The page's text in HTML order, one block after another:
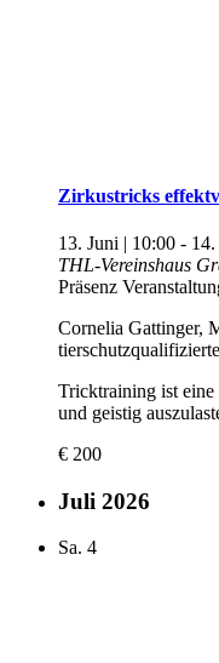
Zirkustricks
13. Juni | 10:00 -
THL-Vereinshaus
Präsenz
Cornelia Gattinger,
Tricktraining ist
und geistig
€ 200
Juli 2026
Sa. 4